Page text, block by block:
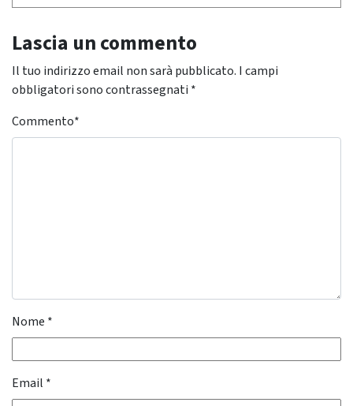
Lascia un commento
Il tuo indirizzo email non sarà pubblicato. I campi
obbligatori sono contrassegnati *
Commento*
Nome *
Email *